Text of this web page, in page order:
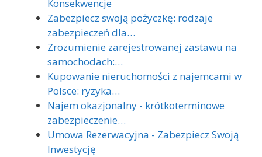
Konsekwencje
Zabezpiecz swoją pożyczkę: rodzaje
zabezpieczeń dla…
Zrozumienie zarejestrowanej zastawu na
samochodach:…
Kupowanie nieruchomości z najemcami w
Polsce: ryzyka…
Najem okazjonalny - krótkoterminowe
zabezpieczenie…
Umowa Rezerwacyjna - Zabezpiecz Swoją
Inwestycję